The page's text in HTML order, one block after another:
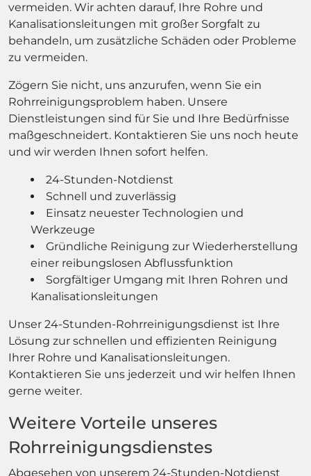
vermeiden. Wir achten darauf, Ihre Rohre und
Kanalisationsleitungen mit großer Sorgfalt zu
behandeln, um zusätzliche Schäden oder Probleme
zu vermeiden.
Zögern Sie nicht, uns anzurufen, wenn Sie ein
Rohrreinigungsproblem haben. Unsere
Dienstleistungen sind für Sie und Ihre Bedürfnisse
maßgeschneidert. Kontaktieren Sie uns noch heute
und wir werden Ihnen sofort helfen.
24-Stunden-Notdienst
Schnell und zuverlässig
Einsatz neuester Technologien und
Werkzeuge
Gründliche Reinigung zur Wiederherstellung
einer reibungslosen Abflussfunktion
Sorgfältiger Umgang mit Ihren Rohren und
Kanalisationsleitungen
Unser 24-Stunden-Rohrreinigungsdienst ist Ihre
Lösung zur schnellen und effizienten Reinigung
Ihrer Rohre und Kanalisationsleitungen.
Kontaktieren Sie uns jederzeit und wir helfen Ihnen
gerne weiter.
Weitere Vorteile unseres
Rohrreinigungsdienstes
Abgesehen von unserem 24-Stunden-Notdienst